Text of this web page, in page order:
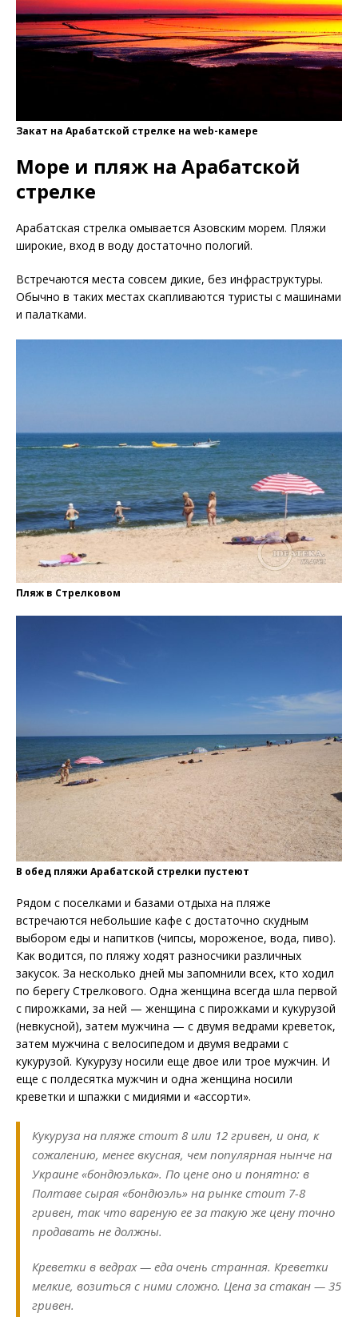
Закат на Арабатской стрелке на web-камере
Море и пляж на Арабатской
стрелке
Арабатская стрелка омывается Азовским морем. Пляжи
широкие, вход в воду достаточно пологий.
Встречаются места совсем дикие, без инфраструктуры.
Обычно в таких местах скапливаются туристы с машинами
и палатками.
Пляж в Стрелковом
В обед пляжи Арабатской стрелки пустеют
Рядом с поселками и базами отдыха на пляже
встречаются небольшие кафе с достаточно скудным
выбором еды и напитков (чипсы, мороженое, вода, пиво).
Как водится, по пляжу ходят разносчики различных
закусок. За несколько дней мы запомнили всех, кто ходил
по берегу Стрелкового. Одна женщина всегда шла первой
с пирожками, за ней — женщина с пирожками и кукурузой
(невкусной), затем мужчина — с двумя ведрами креветок,
затем мужчина с велосипедом и двумя ведрами с
кукурузой. Кукурузу носили еще двое или трое мужчин. И
еще с полдесятка мужчин и одна женщина носили
креветки и шпажки с мидиями и «ассорти».
Кукуруза на пляже стоит 8 или 12 гривен, и она, к
сожалению, менее вкусная, чем популярная нынче на
Украине «бондюэлька». По цене оно и понятно: в
Полтаве сырая «бондюэль» на рынке стоит 7-8
гривен, так что вареную ее за такую же цену точно
продавать не должны.
Креветки в ведрах — еда очень странная. Креветки
мелкие, возиться с ними сложно. Цена за стакан — 35
гривен.